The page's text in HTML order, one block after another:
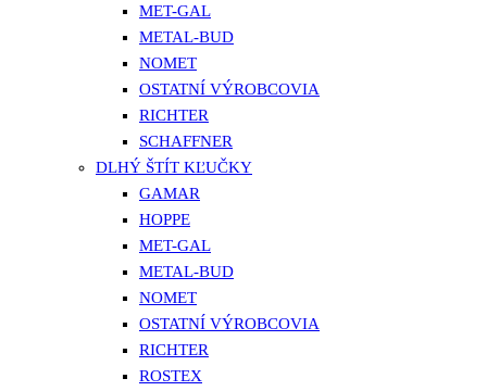
MET-GAL
METAL-BUD
NOMET
OSTATNÍ VÝROBCOVIA
RICHTER
SCHAFFNER
DLHÝ ŠTÍT KĽUČKY
GAMAR
HOPPE
MET-GAL
METAL-BUD
NOMET
OSTATNÍ VÝROBCOVIA
RICHTER
ROSTEX